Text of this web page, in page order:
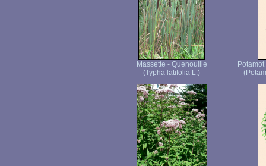
Massette - Quenouille
(Typha latifolia L.)